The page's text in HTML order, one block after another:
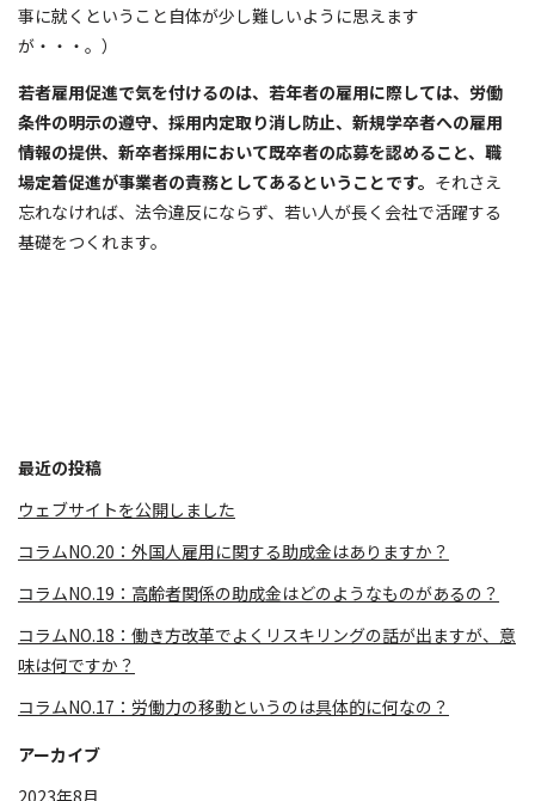
事に就くということ自体が少し難しいように思えます
が・・・。）
若者雇用促進で気を付けるのは、若年者の雇用に際しては、労働
条件の明示の遵守、採用内定取り消し防止、新規学卒者への雇用
情報の提供、新卒者採用において既卒者の応募を認めること、職
場定着促進が事業者の責務としてあるということです。 それさえ
忘れなければ、法令違反にならず、若い人が長く会社で活躍する
基礎をつくれます。
最近の投稿
ウェブサイトを公開しました
コラムNO.20：外国人雇用に関する助成金はありますか？
コラムNO.19：高齢者関係の助成金はどのようなものがあるの？
コラムNO.18：働き方改革でよくリスキリングの話が出ますが、意
味は何ですか？
コラムNO.17：労働力の移動というのは具体的に何なの？
アーカイブ